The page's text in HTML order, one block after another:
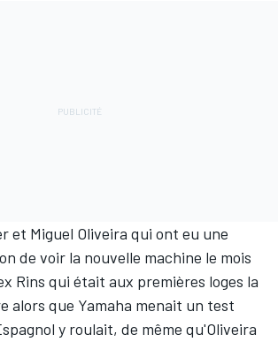
et Miguel Oliveira qui ont eu une
de voir la nouvelle machine le mois
Rins qui était aux premières loges la
alors que Yamaha menait un test
y roulait, de même qu'Oliveira